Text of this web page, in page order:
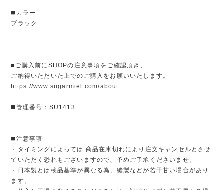
◼️カラー
ブラック
■ご購入前にSHOPの注意事項をご確認頂き、
ご納得いただいた上でのご購入をお願いいたします。
https://www.sugarmiel.com/about
◼️管理番号：SU1413
◼️注意事項
・タイミングによっては 商品在庫切れにより注文キャンセルとさせ
ていただく恐れもございますので、予めご了承くださいませ。
・日本製とは検品基準が異なる為、縫製などが若干甘い場合があり
ます。